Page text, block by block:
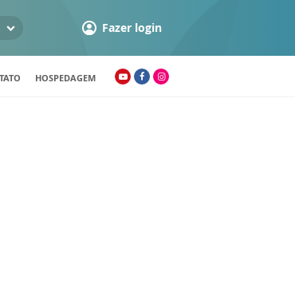
Fazer login
HOSPEDAGEM